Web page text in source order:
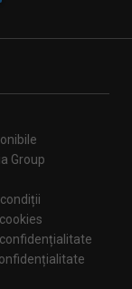
Group
de confidențialitate